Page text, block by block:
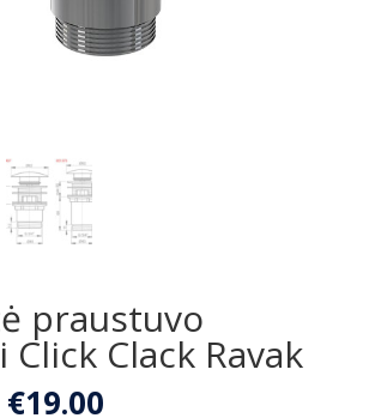
praustuvo
Clack Ravak
Original
€19.00Current